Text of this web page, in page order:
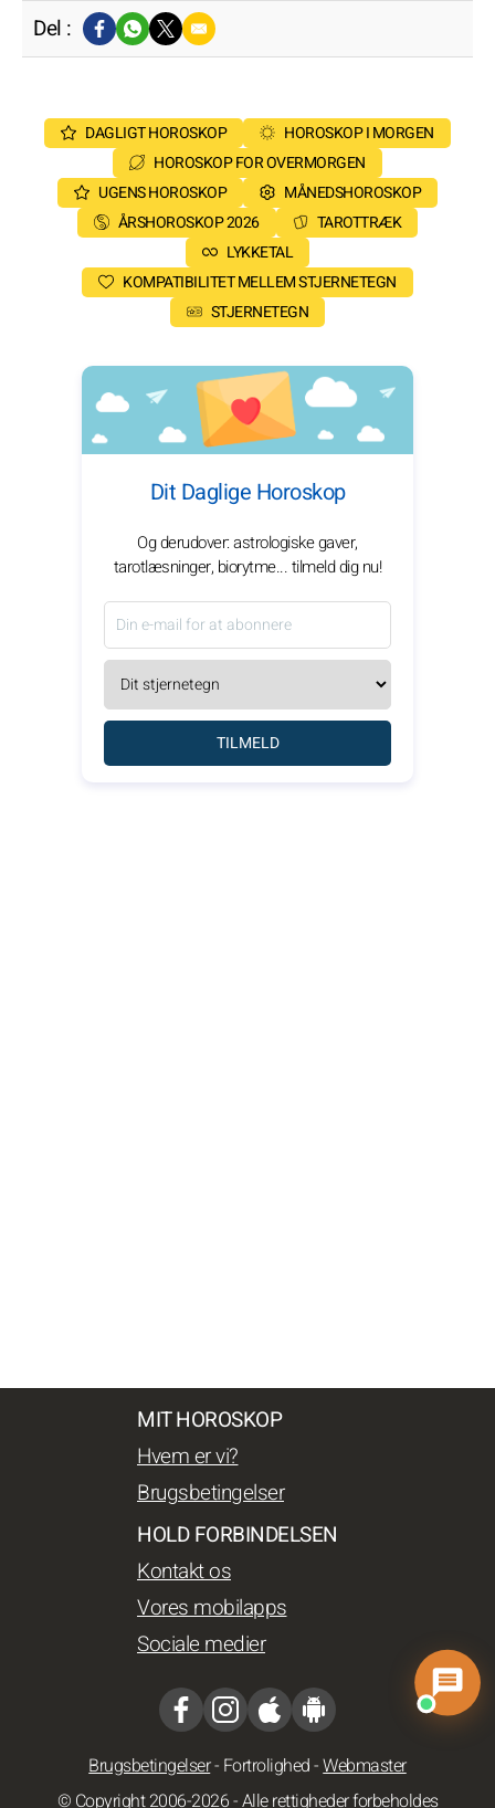
Del :
DAGLIGT HOROSKOP
HOROSKOP I MORGEN
HOROSKOP FOR OVERMORGEN
UGENS HOROSKOP
MÅNEDSHOROSKOP
ÅRSHOROSKOP 2026
TAROTTRÆK
LYKKETAL
KOMPATIBILITET MELLEM STJERNETEGN
STJERNETEGN
Dit Daglige Horoskop
Og derudover: astrologiske gaver,
tarotlæsninger, biorytme... tilmeld dig nu!
TILMELD
MIT HOROSKOP
Hvem er vi?
Brugsbetingelser
HOLD FORBINDELSEN
Kontakt os
Vores mobilapps
Sociale medier
Brugsbetingelser- Fortrolighed-Webmaster
© Copyright 2006-2026 - Alle rettigheder forbeholdes